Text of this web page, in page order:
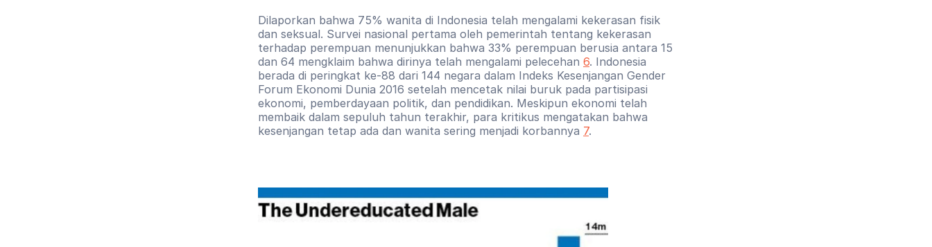
Dilaporkan bahwa 75% wanita di Indonesia telah mengalami kekerasan fisik
dan seksual. Survei nasional pertama oleh pemerintah tentang kekerasan
terhadap perempuan menunjukkan bahwa 33% perempuan berusia antara 15
dan 64 mengklaim bahwa dirinya telah mengalami pelecehan 6. Indonesia
berada di peringkat ke-88 dari 144 negara dalam Indeks Kesenjangan Gender
Forum Ekonomi Dunia 2016 setelah mencetak nilai buruk pada partisipasi
ekonomi, pemberdayaan politik, dan pendidikan. Meskipun ekonomi telah
membaik dalam sepuluh tahun terakhir, para kritikus mengatakan bahwa
kesenjangan tetap ada dan wanita sering menjadi korbannya 7.